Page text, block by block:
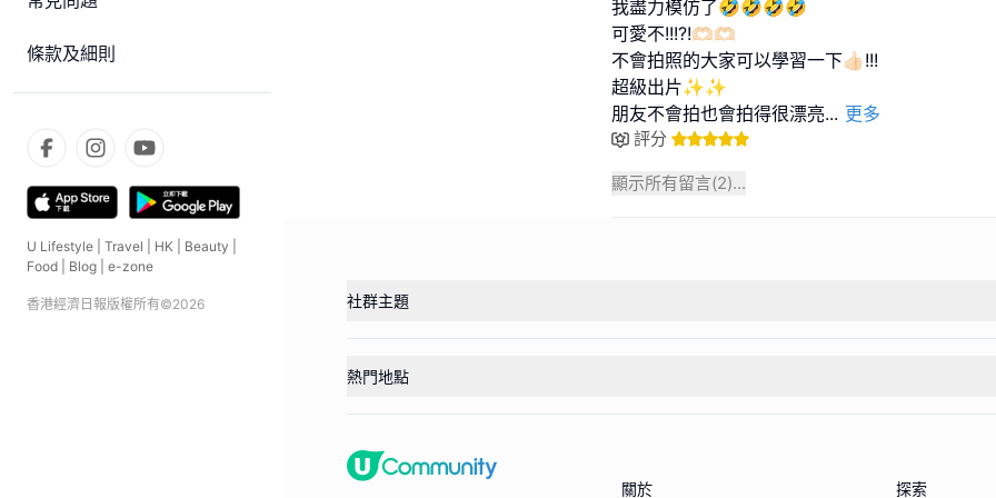
條款及細則
U Lifestyle Travel HK Beauty
Food
Blog e-zone
香港經濟日報版權所有©2026
我盡力模仿了🤣🤣🤣🤣
可愛不!!!?!🫶🏻🫶🏻
不會拍照的大家可以學習一下👍🏻!!!
超級出片✨✨
朋友不會拍也會拍得很漂亮... 更多
評分
顯示所有留言(2)...
社群主題
熱門地點
關於 探索